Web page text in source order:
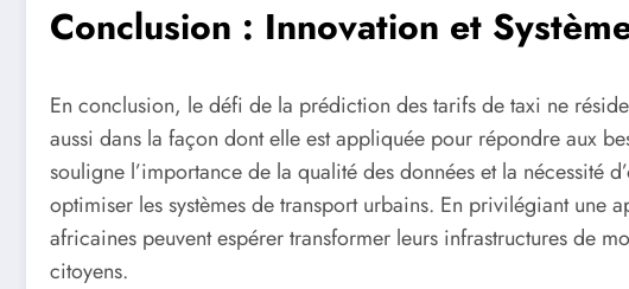
Conclusion : Innovation et
En conclusion, le défi de la prédiction des tarifs de taxi ne
aussi dans la façon dont elle est appliquée pour répondre aux
souligne l’importance de la qualité des données et la nécessité
optimiser les systèmes de transport urbains. En privilégiant une
africaines peuvent espérer transformer leurs infrastructures de
citoyens.